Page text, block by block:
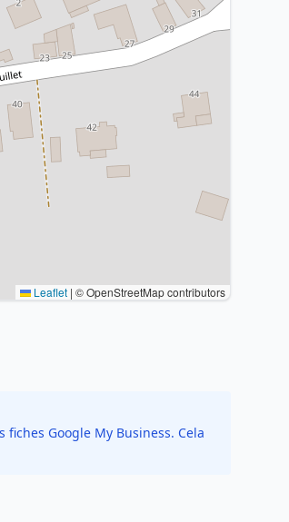
Leaflet | © OpenStreetMap contributors
Google My Business. Cela